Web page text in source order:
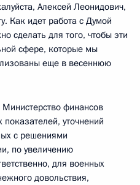
Алексей Леонидович,
Как идет работа с Думой
сделать для того, чтобы эти
сфере, которые мы
еще в весеннюю
финансов
уточнений
с решениями
по увеличению
для военных
довольствия,